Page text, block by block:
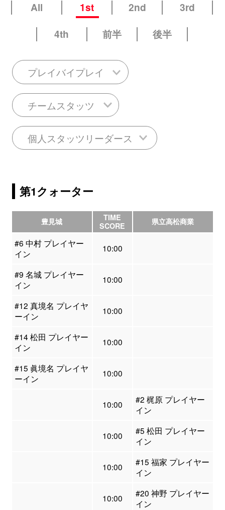
All 1st 2nd
3rd
4th
前半 後半
プレイバイプレイ
チームスタッツ
個人スタッツリーダース
第1クォーター
豊見城
TIME
SCORE
県立高松商業
#6 中村 プレイヤー
イン
10:00
#9 名城 プレイヤー
イン
10:00
#12 真境名 プレイヤ
ーイン
10:00
#14 松田 プレイヤー
イン
10:00
#15 眞境名 プレイヤ
ーイン
10:00
10:00
#2 梶原 プレイヤー
イン
10:00
#5 松田 プレイヤー
イン
10:00
#15 福家 プレイヤー
イン
10:00
#20 神野 プレイヤー
イン